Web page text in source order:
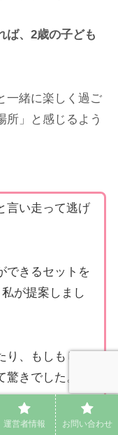
ば、2歳の子ども
一緒に楽しく過ご
所」と感じるよう
言い走って逃げ
できるセットを
が提案しまし
、もしもし~
きでした。
に楽しむこと
運営者情報 お問い合わせ